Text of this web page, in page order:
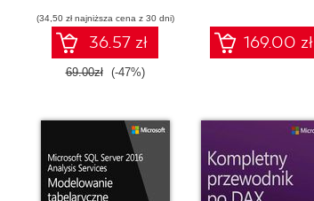
(34,50 zł najniższa cena z 30 dni)
36.57 zł
69.00zł (-47%)
Fabric i Excel
169.00 zł